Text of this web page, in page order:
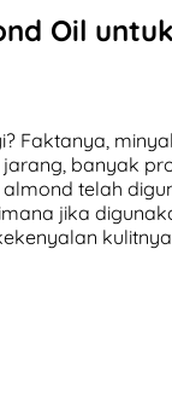
Oil
Faktanya,
banyak
telah
jika